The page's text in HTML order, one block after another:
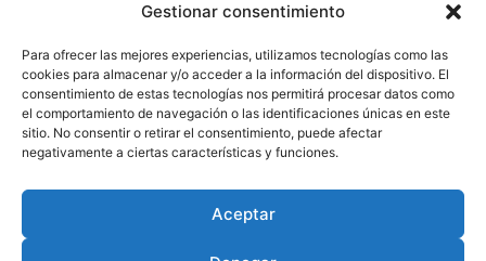
Gestionar consentimiento
Para ofrecer las mejores experiencias, utilizamos tecnologías como las
cookies para almacenar y/o acceder a la información del dispositivo. El
consentimiento de estas tecnologías nos permitirá procesar datos como
el comportamiento de navegación o las identificaciones únicas en este
sitio. No consentir o retirar el consentimiento, puede afectar
negativamente a ciertas características y funciones.
Aceptar